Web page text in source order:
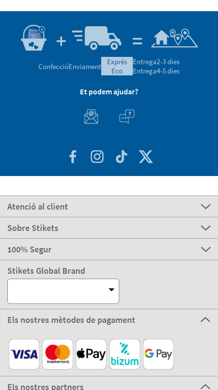
ConfeccióEnviament
exprés
eco
Entrega2-3 dies
Entrega4-5 dies
Et podem ajudar?
Atenció al client
Sobre Stikets
100% Segur
Stikets Global Brand
Els nostres mètodes de pagament
Els nostres partners